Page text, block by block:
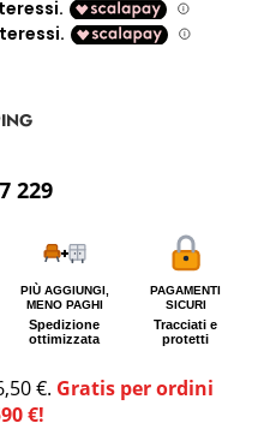
229
PIÙ AGGIUNGI,
MENO PAGHI
Spedizione
ottimizzata
PAGAMENTI
SICURI
Tracciati e
protetti
€. Gratis per ordini
€!